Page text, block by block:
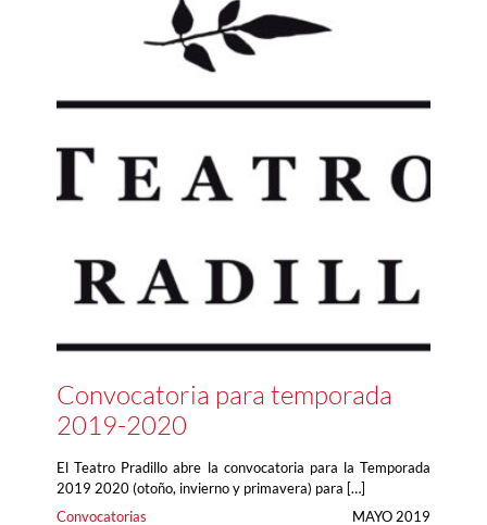
Convocatoria para temporada
2019-2020
El Teatro Pradillo abre la convocatoria para la Temporada
2019 2020 (otoño, invierno y primavera) para […]
Convocatorias
MAYO 2019